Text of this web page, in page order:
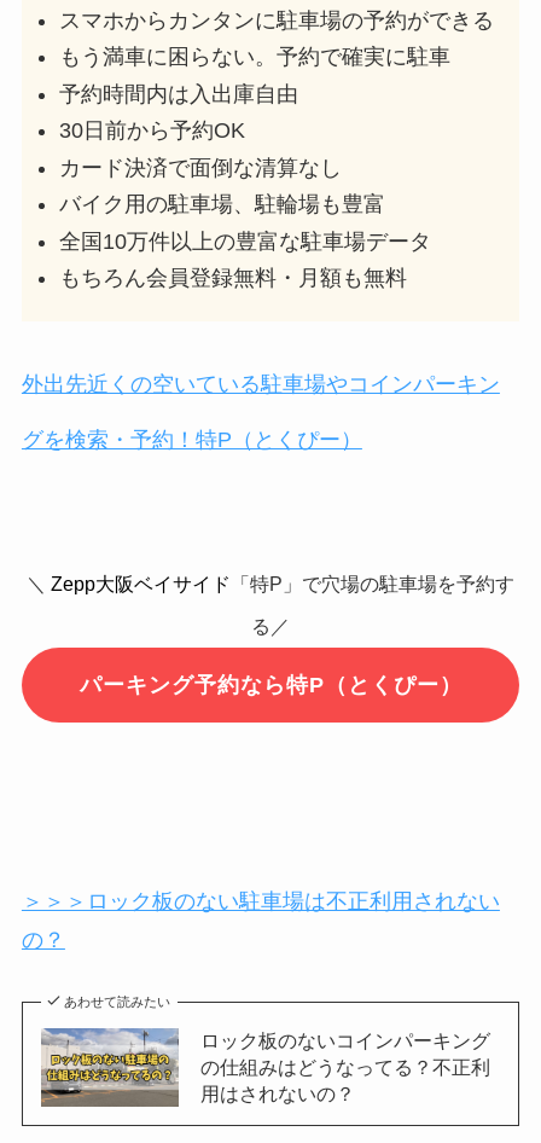
スマホからカンタンに駐車場の予約ができる
もう満車に困らない。予約で確実に駐車
予約時間内は入出庫自由
30日前から予約OK
カード決済で面倒な清算なし
バイク用の駐車場、駐輪場も豊富
全国10万件以上の豊富な駐車場データ
もちろん会員登録無料・月額も無料
外出先近くの空いている駐車場やコインパーキン
グを検索・予約！特P（とくぴー）
＼ Zepp大阪ベイサイド
「特P」で穴場の駐車場を予約す
る／
パーキング予約なら特P（とくぴー）
＞＞＞ロック板のない駐車場は不正利用されない
の？
あわせて読みたい
ロック板のないコインパーキング
の仕組みはどうなってる？不正利
用はされないの？